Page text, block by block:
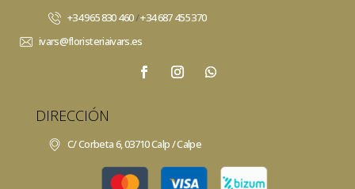
+34 965 830 460/+34 687 455 370
ivars@floristeriaivars.es
DIRECCIÓN
C/ Corbeta 6, 03710 Calp / Calpe